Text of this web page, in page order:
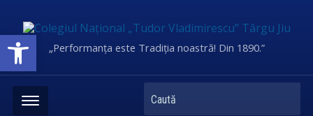
Deschide bara de unelte„Performanța este Tradiția noastră! Din 1890.”
Caută